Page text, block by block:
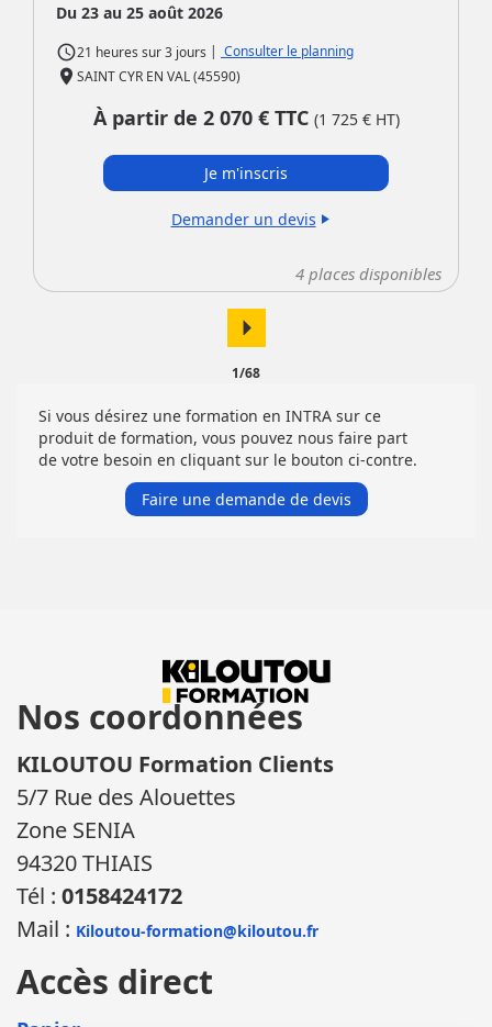
Du 23 au 25 août 2026
access_time21 heures sur3 jours | Consulter le planning
place SAINT CYR EN VAL (45590)
À partir de 2 070 € TTC (1 725 € HT)
Je m'inscris
Demander un devis play_arrow
4 places disponibles
arrow_right
1/68
Si vous désirez une formation en INTRA sur ce
produit de formation, vous pouvez nous faire part
de votre besoin en cliquant sur le bouton ci-contre.
Faire une demande de devis
Nos coordonnées
KILOUTOU Formation Clients
5/7 Rue des Alouettes
Zone SENIA
94320 THIAIS
Tél : 0158424172
Mail : Kiloutou-formation@kiloutou.fr
Accès direct